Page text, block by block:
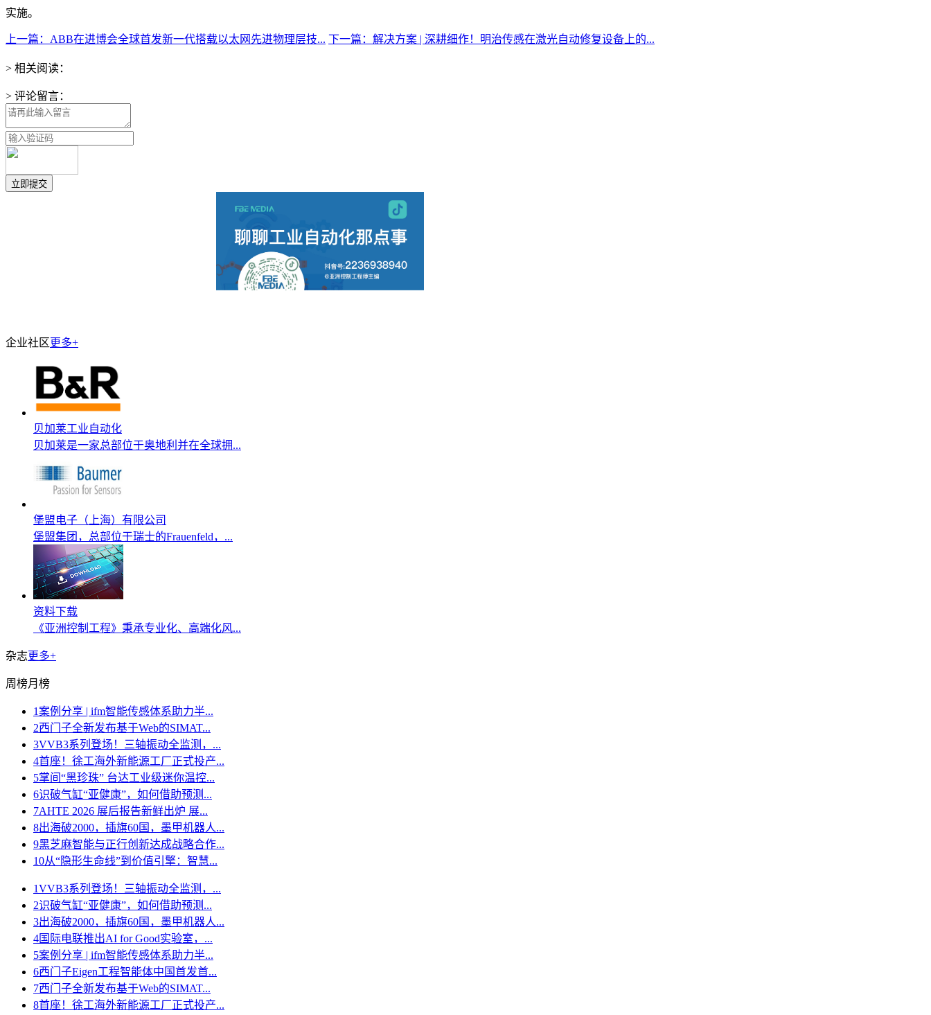
实施。
上一篇：ABB在进博会全球首发新一代搭载以太网先进物理层技... 下一篇：解决方案 | 深耕细作！明治传感在激光自动修复设备上的...
> 相关阅读：
> 评论留言：
企业社区更多+
贝加莱工业自动化
贝加莱是一家总部位于奥地利并在全球拥...
堡盟电子（上海）有限公司
堡盟集团，总部位于瑞士的Frauenfeld，...
资料下载
《亚洲控制工程》秉承专业化、高端化风...
杂志更多+
周榜月榜
1案例分享 | ifm智能传感体系助力半...
2西门子全新发布基于Web的SIMAT...
3VVB3系列登场！三轴振动全监测，...
4首座！徐工海外新能源工厂正式投产...
5掌间“黑珍珠” 台达工业级迷你温控...
6识破气缸“亚健康”，如何借助预测...
7AHTE 2026 展后报告新鲜出炉 展...
8出海破2000，插旗60国，墨甲机器人...
9黑芝麻智能与正行创新达成战略合作...
10从“隐形生命线”到价值引擎：智慧...
1VVB3系列登场！三轴振动全监测，...
2识破气缸“亚健康”，如何借助预测...
3出海破2000，插旗60国，墨甲机器人...
4国际电联推出AI for Good实验室，...
5案例分享 | ifm智能传感体系助力半...
6西门子Eigen工程智能体中国首发首...
7西门子全新发布基于Web的SIMAT...
8首座！徐工海外新能源工厂正式投产...